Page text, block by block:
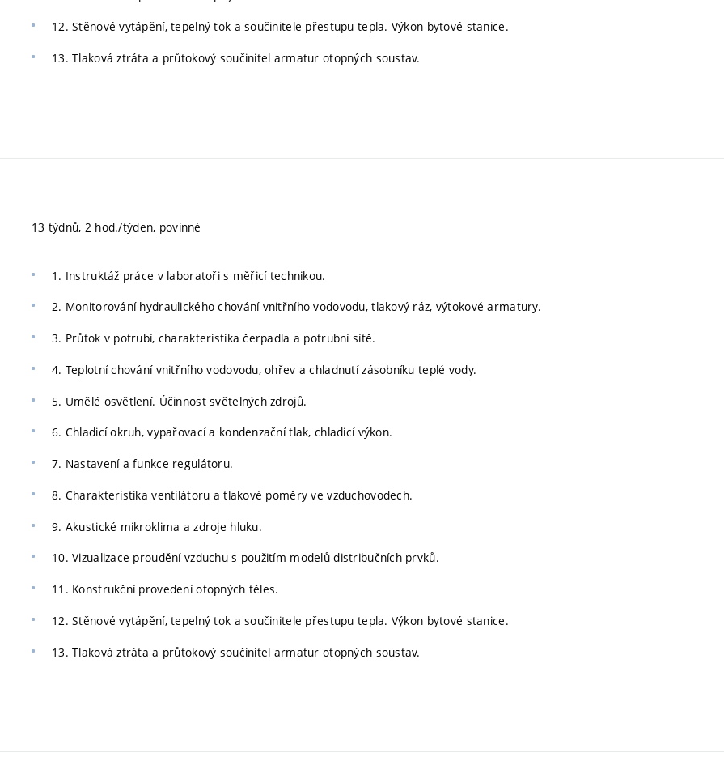
12. Stěnové vytápění, tepelný tok a součinitele přestupu tepla. Výkon bytové stanice.
13. Tlaková ztráta a průtokový součinitel armatur otopných soustav.
13 týdnů, 2 hod./týden, povinné
1. Instruktáž práce v laboratoři s měřicí technikou.
2. Monitorování hydraulického chování vnitřního vodovodu, tlakový ráz, výtokové armatury.
3. Průtok v potrubí, charakteristika čerpadla a potrubní sítě.
4. Teplotní chování vnitřního vodovodu, ohřev a chladnutí zásobníku teplé vody.
5. Umělé osvětlení. Účinnost světelných zdrojů.
6. Chladicí okruh, vypařovací a kondenzační tlak, chladicí výkon.
7. Nastavení a funkce regulátoru.
8. Charakteristika ventilátoru a tlakové poměry ve vzduchovodech.
9. Akustické mikroklima a zdroje hluku.
10. Vizualizace proudění vzduchu s použitím modelů distribučních prvků.
11. Konstrukční provedení otopných těles.
12. Stěnové vytápění, tepelný tok a součinitele přestupu tepla. Výkon bytové stanice.
13. Tlaková ztráta a průtokový součinitel armatur otopných soustav.